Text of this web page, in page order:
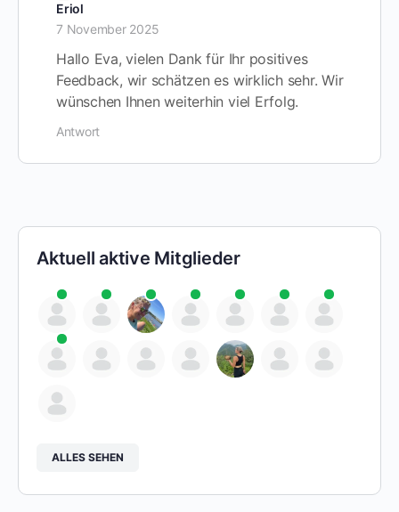
Eriol
7 November 2025
Hallo Eva, vielen Dank für Ihr positives
Feedback, wir schätzen es wirklich sehr. Wir
wünschen Ihnen weiterhin viel Erfolg.
Antwort
Aktuell aktive Mitglieder
ALLES SEHEN